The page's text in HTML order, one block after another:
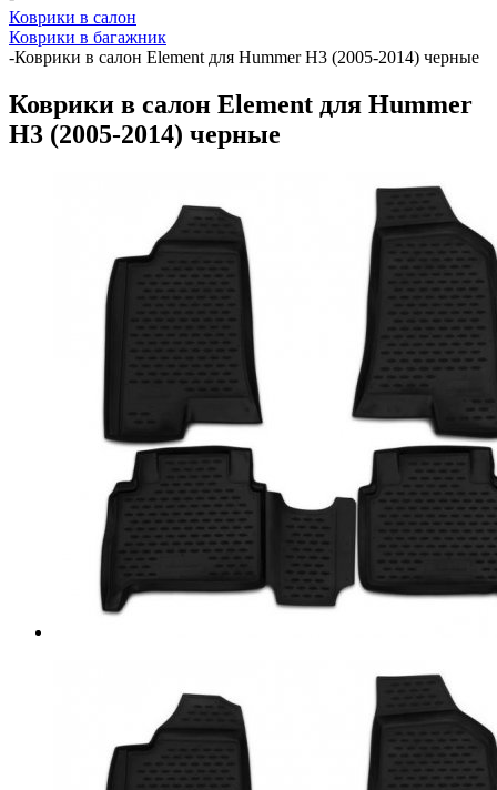
Коврики в салон
Коврики в багажник
-Коврики в салон Element для Hummer H3 (2005-2014) черные
Коврики в салон Element для Hummer
H3 (2005-2014) черные